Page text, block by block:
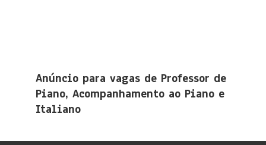
Anúncio para vagas de Professor de
Piano, Acompanhamento ao Piano e
Italiano